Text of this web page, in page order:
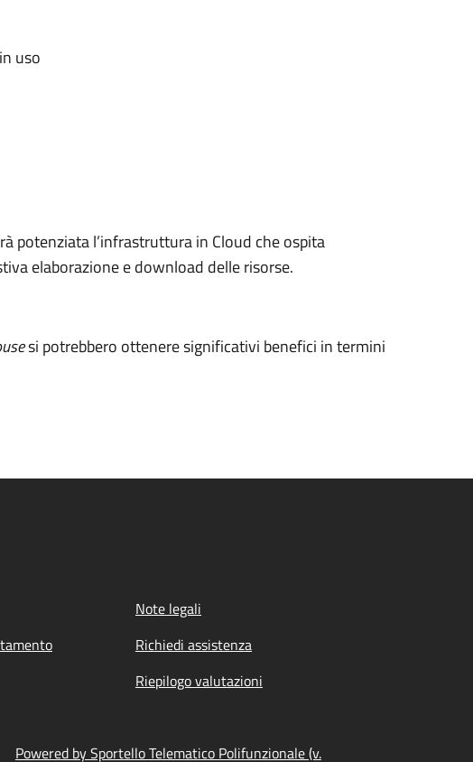
uso
potenziata l’infrastruttura in Cloud che ospita
elaborazione e download delle risorse.
si potrebbero ottenere significativi benefici in termini
Note legali
Richiedi assistenza
Riepilogo valutazioni
Powered by Sportello Telematico Polifunzionale (v.